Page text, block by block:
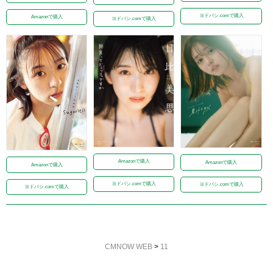
Amazonで購入 ヨドバシ.comで購入
ヨドバシ.comで購入
Amazonで購入
ヨドバシ.comで購入
Amazonで購入
ヨドバシ.comで購入
Amazonで購入
ヨドバシ.comで購入
CMNOW WEB > 11